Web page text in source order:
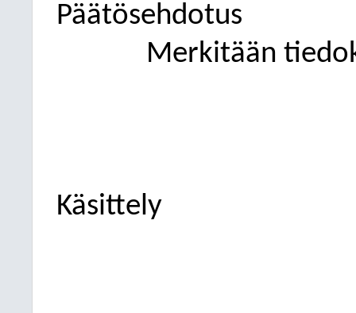
Päätösehdotus
Merkitään
Käsittely